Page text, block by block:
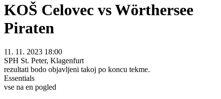
KOŠ Celovec vs Wörthersee
Piraten
11. 11. 2023 18:00
SPH St. Peter, Klagenfurt
rezultati bodo objavljeni takoj po koncu tekme.
Essentials
vse na en pogled